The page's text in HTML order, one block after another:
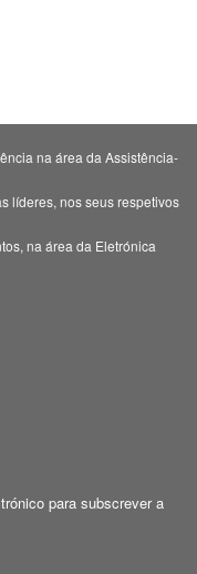
na área da Assistência-
líderes, nos seus respetivos
na área da Eletrónica
para subscrever a